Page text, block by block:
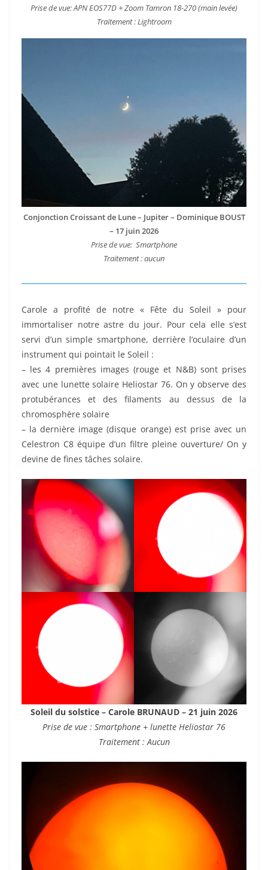
Prise de vue: APN EOS77D + Zoom Tamron 18-270 (main levée)
Traitement : Lightroom
Conjonction Croissant de Lune – Jupiter – Dominique BOUST
– 17 juin 2026
Prise de vue: Smartphone
Traitement : aucun
Carole a profité de notre « Fête du Soleil » pour
immortaliser notre astre du jour. Pour cela elle s’est
servi d’un simple smartphone, derrière l’oculaire d’un
instrument qui pointait le Soleil :
– les 4 premières images (rouge et N&B) sont prises
avec une lunette solaire Heliostar 76. On y observe des
protubérances et des filaments au dessus de la
chromosphère solaire
– la dernière image (disque orange) est prise avec un
Celestron C8 équipe d’un filtre pleine ouverture/ On y
devine de fines tâches solaire.
Soleil du solstice – Carole BRUNAUD – 21 juin 2026
Prise de vue : Smartphone + lunette Heliostar 76
Traitement : Aucun